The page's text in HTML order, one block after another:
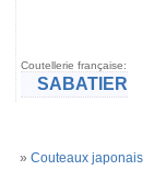
Coutellerie française:
SABATIER
» Couteaux japonais